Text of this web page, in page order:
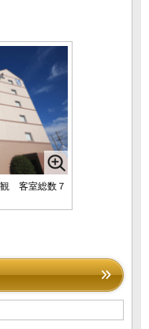
客室総数７